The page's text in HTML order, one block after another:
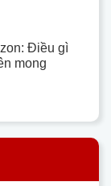
Điều gì
mong